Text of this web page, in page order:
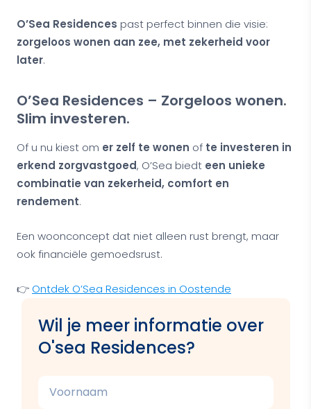
O’Sea Residences past perfect binnen die visie:
zorgeloos wonen aan zee, met zekerheid voor
later.
O’Sea Residences – Zorgeloos wonen.
Slim investeren.
Of u nu kiest om er zelf te wonen of te investeren in
erkend zorgvastgoed, O’Sea biedt een unieke
combinatie van zekerheid, comfort en
rendement.
Een woonconcept dat niet alleen rust brengt, maar
ook financiële gemoedsrust.
👉 Ontdek O’Sea Residences in Oostende
Wil je meer informatie over
O'sea Residences?